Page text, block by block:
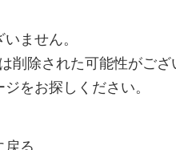
ません。
削除された可能性がござ
をお探しください。
戻る